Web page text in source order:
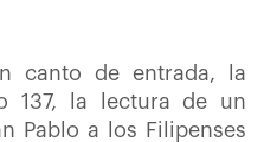
canto de entrada, la
137, la lectura de un
Pablo a los Filipenses